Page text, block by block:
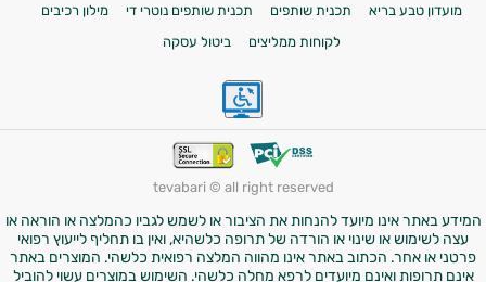
מועדון טבע בריא
תכנית שותפים תכנית שותפים נוטרי די
מילון רכיבים
לקוחות ממליצים
ביטול עסקה
tevabari © all right reserved
המידע באתר אינו מיועד להנחות את הציבור או לשמש לגביו כהמלצה או הוראה או
עצה לשימוש או שינוי או הורדה של תרופה כלשהיא, ואין בו תחליף לייעוץ רפואי
פרטני או אחר. הכתוב באתר אינו מהווה המלצה רפואית כלשהי. המוצרים באתר
אינם תרופות ואינם מיועדים לרפא מחלה כלשהי. השימוש במוצרים עשוי להוביל